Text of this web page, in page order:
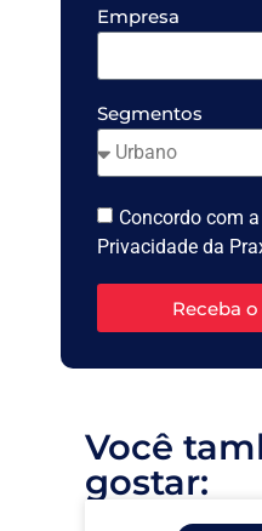
Empresa
Segmentos
Concordo com
Privacidade da
Receba
Você
gostar: